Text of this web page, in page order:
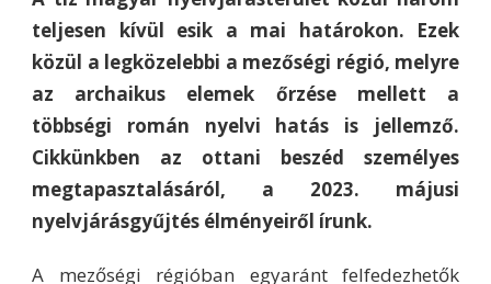
teljesen kívül esik a mai határokon. Ezek
közül a legközelebbi a mezőségi régió, melyre
az archaikus elemek őrzése mellett a
többségi román nyelvi hatás is jellemző.
Cikkünkben az ottani beszéd személyes
megtapasztalásáról, a 2023. májusi
nyelvjárásgyűjtés élményeiről írunk.
A mezőségi régióban egyaránt felfedezhetők